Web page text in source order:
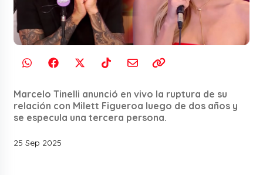
Marcelo Tinelli anunció en vivo la ruptura de su
relación con Milett Figueroa luego de dos años y
se especula una tercera persona.
25 Sep 2025